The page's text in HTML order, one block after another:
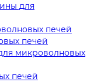
для
печей
печей
микроволновых
печей